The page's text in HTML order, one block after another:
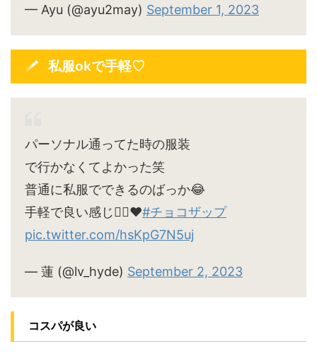
— Ayu (@ayu2may) September 1, 2023
私服okで手軽♡
パーソナル通ってた時の服装
で行かなくてよかった笑
普通に私服でできるのばっか😂
手軽で良い感じ🙆‍♀️♥#チョコザップ
pic.twitter.com/hsKpG7N5uj
— 蓮 (@lv_hyde) September 2, 2023
コスパが良い